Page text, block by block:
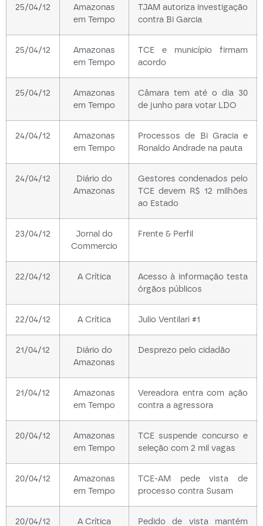
25/04/12
Amazonas
em Tempo
TJAM autoriza investigação
contra Bi Garcia
25/04/12
Amazonas
em Tempo
TCE e município firmam
acordo
25/04/12
Amazonas
em Tempo
Câmara tem até o dia 30
de junho para votar LDO
24/04/12
Amazonas
em Tempo
Processos de Bi Gracia e
Ronaldo Andrade na pauta
24/04/12
Diário do
Amazonas
Gestores condenados pelo
TCE devem R$ 12 milhões
ao Estado
23/04/12
Jornal do
Commercio
Frente & Perfil
22/04/12 A Crítica
Acesso à informação testa
órgãos públicos
22/04/12 A Crítica Julio Ventilari #1
21/04/12
Diário do
Amazonas
Desprezo pelo cidadão
21/04/12
Amazonas
em Tempo
Vereadora entra com ação
contra a agressora
20/04/12
Amazonas
em Tempo
TCE suspende concurso e
seleção com 2 mil vagas
20/04/12
Amazonas
em Tempo
TCE-AM pede vista de
processo contra Susam
20/04/12 A Crítica Pedido de vista mantém